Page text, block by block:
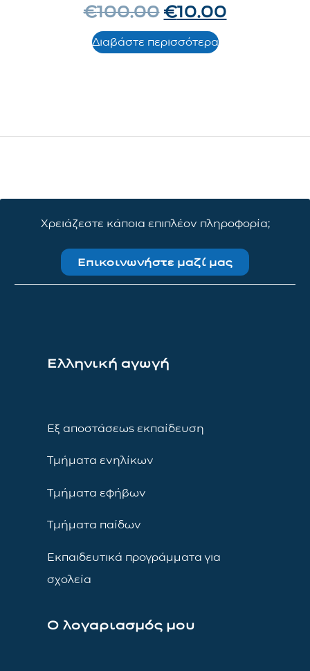
€100.00 €10.00
Διαβάστε περισσότερα
Χρειάζεστε κάποια επιπλέον πληροφορία;
Επικοινωνήστε μαζί μας
Ελληνική αγωγή
Εξ αποστάσεως εκπαίδευση
Τμήματα ενηλίκων
Τμήματα εφήβων
Τμήματα παίδων
Εκπαιδευτικά προγράμματα για
σχολεία
Ο λογαριασμός μου